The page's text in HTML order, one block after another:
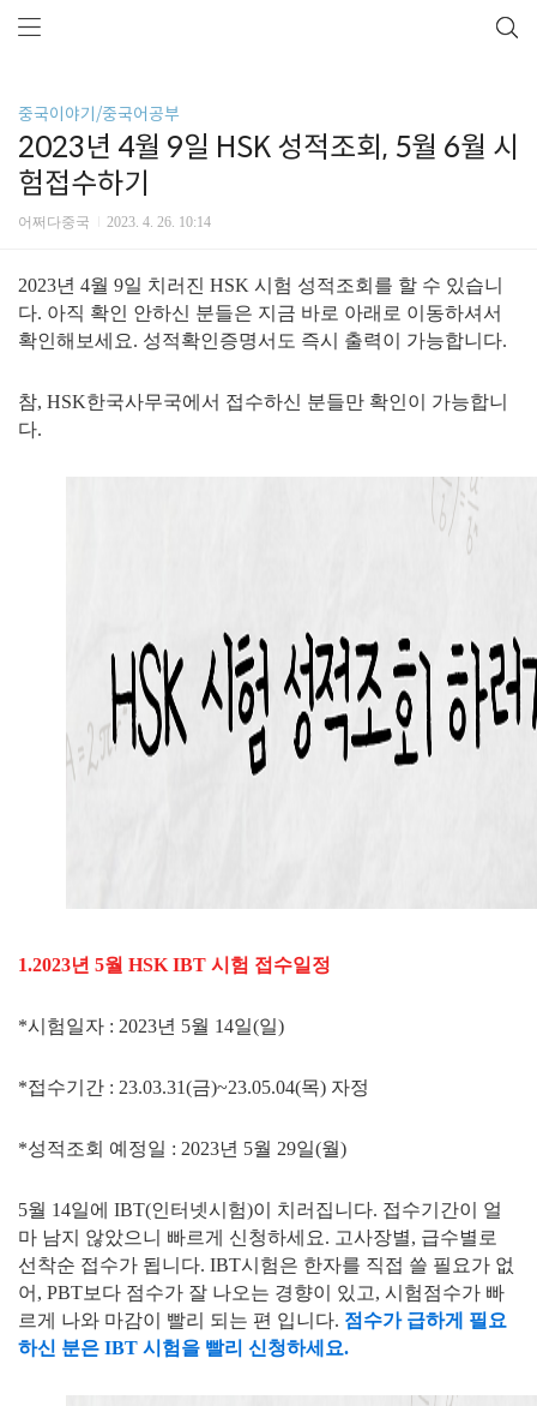
중국이야기/중국어공부
2023년 4월 9일 HSK 성적조회, 5월 6월 시
험접수하기
어쩌다중국 2023. 4. 26. 10:14
2023년 4월 9일 치러진 HSK 시험 성적조회를 할 수 있습니
다. 아직 확인 안하신 분들은 지금 바로 아래로 이동하셔서
확인해보세요. 성적확인증명서도 즉시 출력이 가능합니다.
참, HSK한국사무국에서 접수하신 분들만 확인이 가능합니
다.
1.2023년 5월 HSK IBT 시험 접수일정
*시험일자 : 2023년 5월 14일(일)
*접수기간 : 23.03.31(금)~23.05.04(목) 자정
*성적조회 예정일 : 2023년 5월 29일(월)
5월 14일에 IBT(인터넷시험)이 치러집니다. 접수기간이 얼
마 남지 않았으니 빠르게 신청하세요. 고사장별, 급수별로
선착순 접수가 됩니다. IBT시험은 한자를 직접 쓸 필요가 없
어, PBT보다 점수가 잘 나오는 경향이 있고, 시험점수가 빠
르게 나와 마감이 빨리 되는 편 입니다. 점수가 급하게 필요
하신 분은 IBT 시험을 빨리 신청하세요.